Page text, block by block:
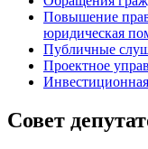
Повышение
юридическая
Публичные
Проектное
Инвестиционная
Совет